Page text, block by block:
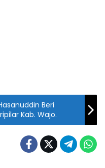
Beri
Kab. Wajo.